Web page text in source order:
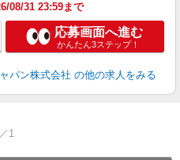
08/31 23:59まで
応募画面へ進む
かんたん3ステップ！
パン株式会社 の他の求人をみる
1